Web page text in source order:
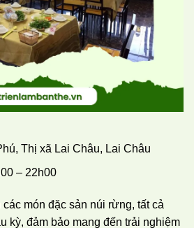
Thị xã Lai Châu, Lai Châu
– 22h00
món đặc sản núi rừng, tất cả
kỳ, đảm bảo mang đến trải nghiệm